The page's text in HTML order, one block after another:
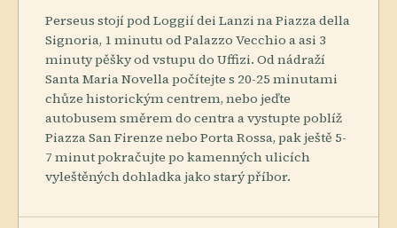
Perseus stojí pod Loggií dei Lanzi na Piazza della
Signoria, 1 minutu od Palazzo Vecchio a asi 3
minuty pěšky od vstupu do Uffizi. Od nádraží
Santa Maria Novella počítejte s 20-25 minutami
chůze historickým centrem, nebo jeďte
autobusem směrem do centra a vystupte poblíž
Piazza San Firenze nebo Porta Rossa, pak ještě 5-
7 minut pokračujte po kamenných ulicích
vyleštěných dohladka jako starý příbor.